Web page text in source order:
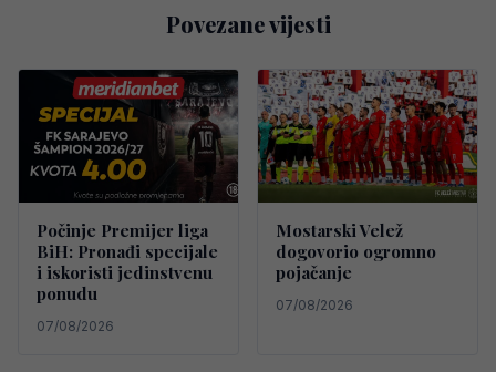
Povezane vijesti
Počinje Premijer liga
BiH: Pronađi specijale
i iskoristi jedinstvenu
ponudu
07/08/2026
Mostarski Velež
dogovorio ogromno
pojačanje
07/08/2026